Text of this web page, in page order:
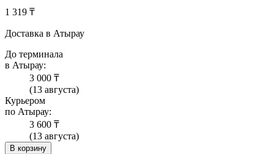
1 319 ₸
Доставка в Атырау
До терминала
в Атырау:
3 000 ₸
(13 августа)
Курьером
по Атырау:
3 600 ₸
(13 августа)
В корзину